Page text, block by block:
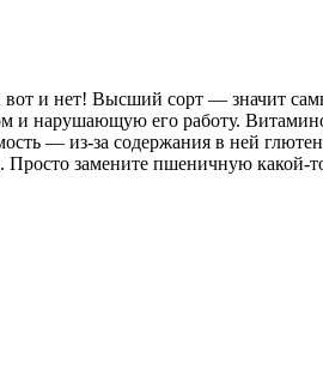
и нет! Высший сорт — значит
нарушающую его работу.
— из-за содержания в ней
Просто замените пшеничную какой-